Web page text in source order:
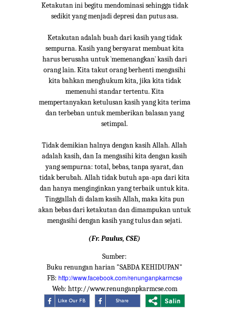
Ketakutan ini begitu mendominasi sehingga tidak
sedikit yang menjadi depresi dan putus asa.
Ketakutan adalah buah dari kasih yang tidak
sempurna. Kasih yang bersyarat membuat kita
harus berusaha untuk `memenangkan` kasih dari
orang lain. Kita takut orang berhenti mengasihi
kita bahkan menghukum kita, jika kita tidak
memenuhi standar tertentu. Kita
mempertanyakan ketulusan kasih yang kita terima
dan terbeban untuk memberikan balasan yang
setimpal.
Tidak demikian halnya dengan kasih Allah. Allah
adalah kasih, dan Ia mengasihi kita dengan kasih
yang sempurna: total, bebas, tanpa syarat, dan
tidak berubah. Allah tidak butuh apa-apa dari kita
dan hanya menginginkan yang terbaik untuk kita.
Tinggallah di dalam kasih Allah, maka kita pun
akan bebas dari ketakutan dan dimampukan untuk
mengasihi dengan kasih yang tulus dan sejati.
(Fr. Paulus, CSE)
Sumber:
Buku renungan harian "SABDA KEHIDUPAN"
FB: http://www.facebook.com/renunganpkarmcse
Web: http://www.renunganpkarmcse.com